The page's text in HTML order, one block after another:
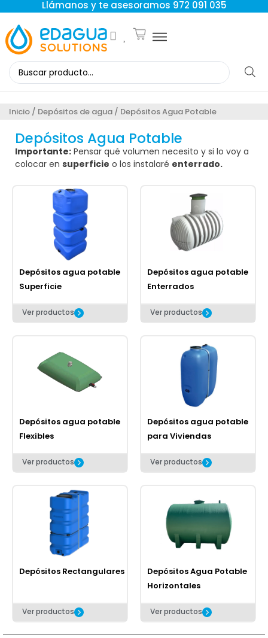
Llámanos y te asesoramos 972 091 035
Inicio / Depósitos de agua / Depósitos Agua Potable
Depósitos Agua Potable
Importante: Pensar qué volumen necesito y si lo voy a
colocar en superficie o los instalaré enterrado.
Depósitos agua potable
Superficie
Ver productos
Depósitos agua potable
Enterrados
Ver productos
Depósitos agua potable
Flexibles
Ver productos
Depósitos agua potable
para Viviendas
Ver productos
Depósitos Rectangulares
Ver productos
Depósitos Agua Potable
Horizontales
Ver productos